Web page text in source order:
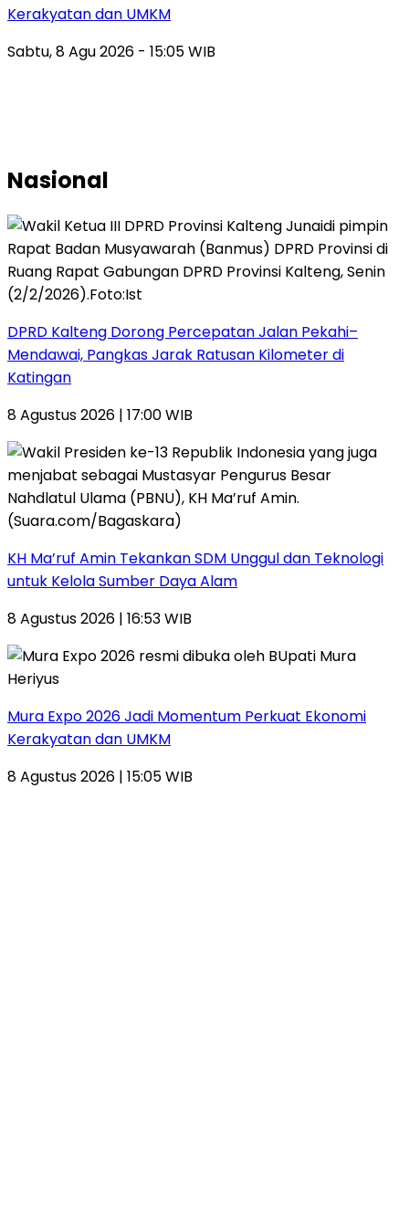
Kerakyatan dan UMKM
Sabtu, 8 Agu 2026 - 15:05 WIB
Nasional
DPRD Kalteng Dorong Percepatan Jalan Pekahi–
Mendawai, Pangkas Jarak Ratusan Kilometer di
Katingan
8 Agustus 2026 | 17:00 WIB
KH Ma’ruf Amin Tekankan SDM Unggul dan Teknologi
untuk Kelola Sumber Daya Alam
8 Agustus 2026 | 16:53 WIB
Mura Expo 2026 Jadi Momentum Perkuat Ekonomi
Kerakyatan dan UMKM
8 Agustus 2026 | 15:05 WIB